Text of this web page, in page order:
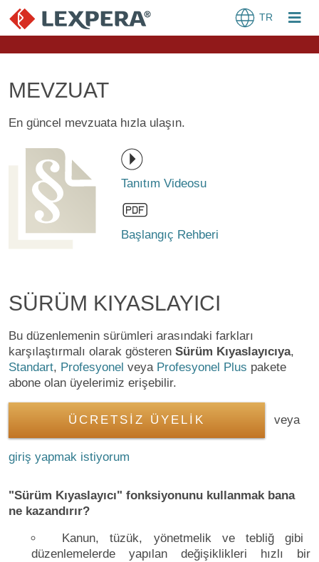
TR
MEVZUAT
En güncel mevzuata hızla ulaşın.
Tanıtım Videosu
Başlangıç Rehberi
SÜRÜM KIYASLAYICI
Bu düzenlemenin sürümleri arasındaki farkları
karşılaştırmalı olarak gösteren Sürüm Kıyaslayıcıya,
Standart, Profesyonel veya Profesyonel Plus pakete
abone olan üyelerimiz erişebilir.
ÜCRETSİZ ÜYELİK veya
giriş yapmak istiyorum
"Sürüm Kıyaslayıcı" fonksiyonunu kullanmak bana
ne kazandırır?
Kanun, tüzük, yönetmelik ve tebliğ gibi
düzenlemelerde yapılan değişiklikleri hızlı bir